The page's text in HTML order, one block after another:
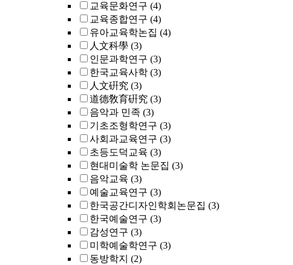
교육문화연구 (4)
교육종합연구 (4)
유아교육학논집 (4)
人文科學 (3)
인문과학연구 (3)
한국교육사학 (3)
人文硏究 (3)
道德敎育硏究 (3)
음악과 민족 (3)
기초조형학연구 (3)
사회과교육연구 (3)
초등도덕교육 (3)
현대미술학 논문집 (3)
음악교육 (3)
예술교육연구 (3)
한국공간디자인학회논문집 (3)
한국예술연구 (3)
감성연구 (3)
미학예술학연구 (3)
동방학지 (2)